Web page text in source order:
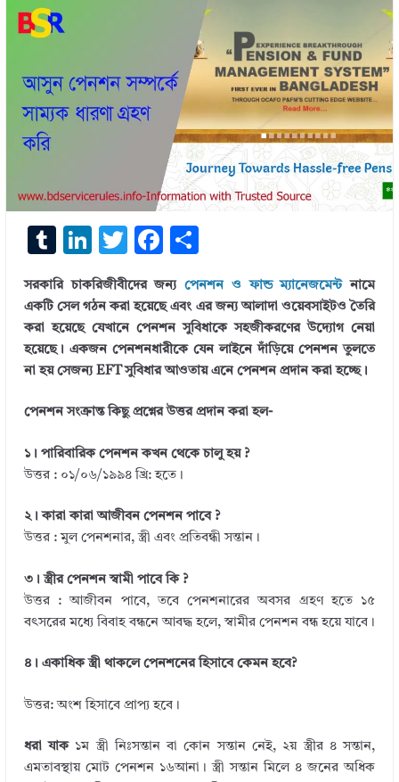
T
m
bl
r
Li
k
e
dI
n
T
it
te
r
F
e
b
o
o
k
ar
e
সরকারি চাকরিজীবীদের জন্যপেনশন ও ফান্ড ম্যানেজমেন্টনামে
একটি সেল গঠন করা হয়েছে এবং এর জন্য আলাদা ওয়েবসাইটও তৈরি
করা হয়েছে যেখানে পেনশন সুবিধাকে সহজীকরণের উদ্যোগ নেয়া
হয়েছে। একজন পেনশনধারীকে যেন লাইনে দাঁড়িয়ে পেনশন তুলতে
না হয় সেজন্য EFT সুবিধার আওতায় এনে পেনশন প্রদান করা হচ্ছে।
পেনশন সংক্রান্ত কিছু প্রশ্নের উত্তর প্রদান করা হল-
১। পারিবারিক পেনশন কখন থেকে চালু হয় ?
উত্তর : ০১/০৬/১৯৯৪ খ্রি: হতে।
২। কারা কারা আজীবন পেনশন পাবে ?
উত্তর : মুল পেনশনার, স্ত্রী এবং প্রতিবন্ধী সন্তান।
৩। স্ত্রীর পেনশন স্বামী পাবে কি ?
উত্তর : আজীবন পাবে, তবে পেনশনারের অবসর গ্রহণ হতে ১৫
বৎসরের মধ্যে বিবাহ বন্ধনে আবদ্ধ হলে, স্বামীর পেনশন বন্ধ হয়ে যাবে।
৪। একাধিক স্ত্রী থাকলে পেনশনের হিসাবে কেমন হবে?
উত্তর: অংশ হিসাবে প্রাপ্য হবে।
ধরা যাক১ম স্ত্রী নিঃসন্তান বা কোন সন্তান নেই, ২য় স্ত্রীর ৪ সন্তান,
এমতাবস্থায় মোট পেনশন ১৬আনা। স্ত্রী সন্তান মিলে ৪ জনের অধিক